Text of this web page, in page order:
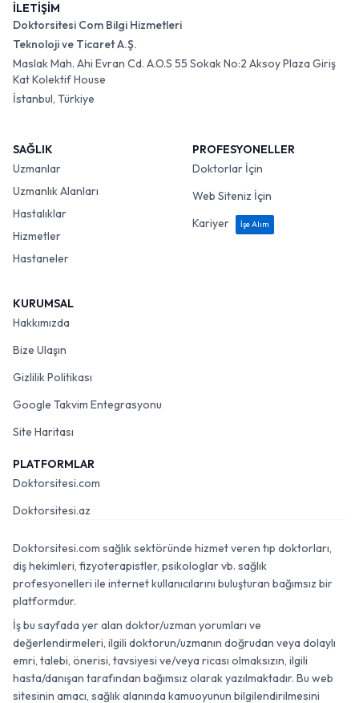
İLETİŞİM
Doktorsitesi Com Bilgi Hizmetleri
Teknoloji ve Ticaret A.Ş.
Maslak Mah. Ahi Evran Cd. A.O.S 55 Sokak No:2 Aksoy Plaza Giriş
Kat Kolektif House
İstanbul, Türkiye
SAĞLIK
Uzmanlar
Uzmanlık Alanları
Hastalıklar
Hizmetler
Hastaneler
PROFESYONELLER
Doktorlar İçin
Web Siteniz İçin
Kariyer
İşe Alım
KURUMSAL
Hakkımızda
Bize Ulaşın
Gizlilik Politikası
Google Takvim Entegrasyonu
Site Haritası
PLATFORMLAR
Doktorsitesi.com
Doktorsitesi.az
Doktorsitesi.com sağlık sektöründe hizmet veren tıp doktorları,
diş hekimleri, fizyoterapistler, psikologlar vb. sağlık
profesyonelleri ile internet kullanıcılarını buluşturan bağımsız bir
platformdur.
İş bu sayfada yer alan doktor/uzman yorumları ve
değerlendirmeleri, ilgili doktorun/uzmanın doğrudan veya dolaylı
emri, talebi, önerisi, tavsiyesi ve/veya ricası olmaksızın, ilgili
hasta/danışan tarafından bağımsız olarak yazılmaktadır. Bu web
sitesinin amacı, sağlık alanında kamuoyunun bilgilendirilmesini